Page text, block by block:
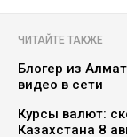
ЧИТАЙТЕ ТАКЖЕ
Блогер из
видео в сети
Курсы валют:
Казахстана 8